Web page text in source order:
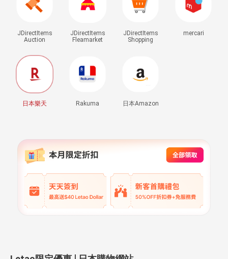
JDirectItems
Auction
JDirectItems
Fleamarket
JDirectItems
Shopping
mercari
日本樂天 Rakuma 日本Amazon